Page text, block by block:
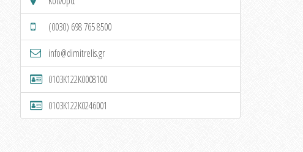
(0030) 698 765 8500
info@dimitrelis.gr
0103K122K0008100
0103K122K0246001